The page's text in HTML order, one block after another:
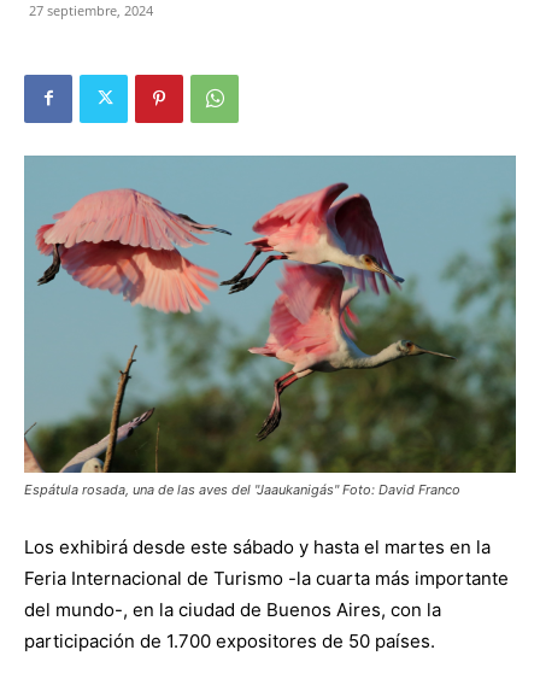
27 septiembre, 2024
Espátula rosada, una de las aves del "Jaaukanigás" Foto: David Franco
Los exhibirá desde este sábado y hasta el martes en la
Feria Internacional de Turismo -la cuarta más importante
del mundo-, en la ciudad de Buenos Aires, con la
participación de 1.700 expositores de 50 países.